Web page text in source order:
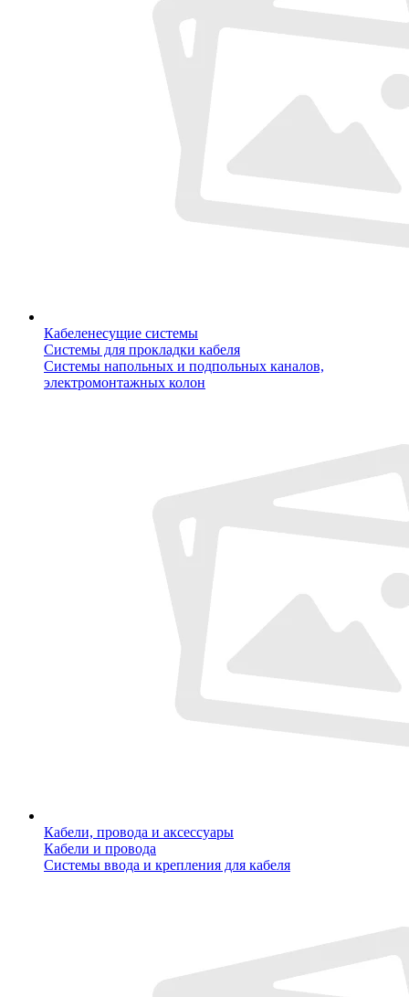
Кабеленесущие системы
Системы для прокладки кабеля
Системы напольных и подпольных каналов,
электромонтажных колон
Кабели, провода и аксессуары
Кабели и провода
Системы ввода и крепления для кабеля